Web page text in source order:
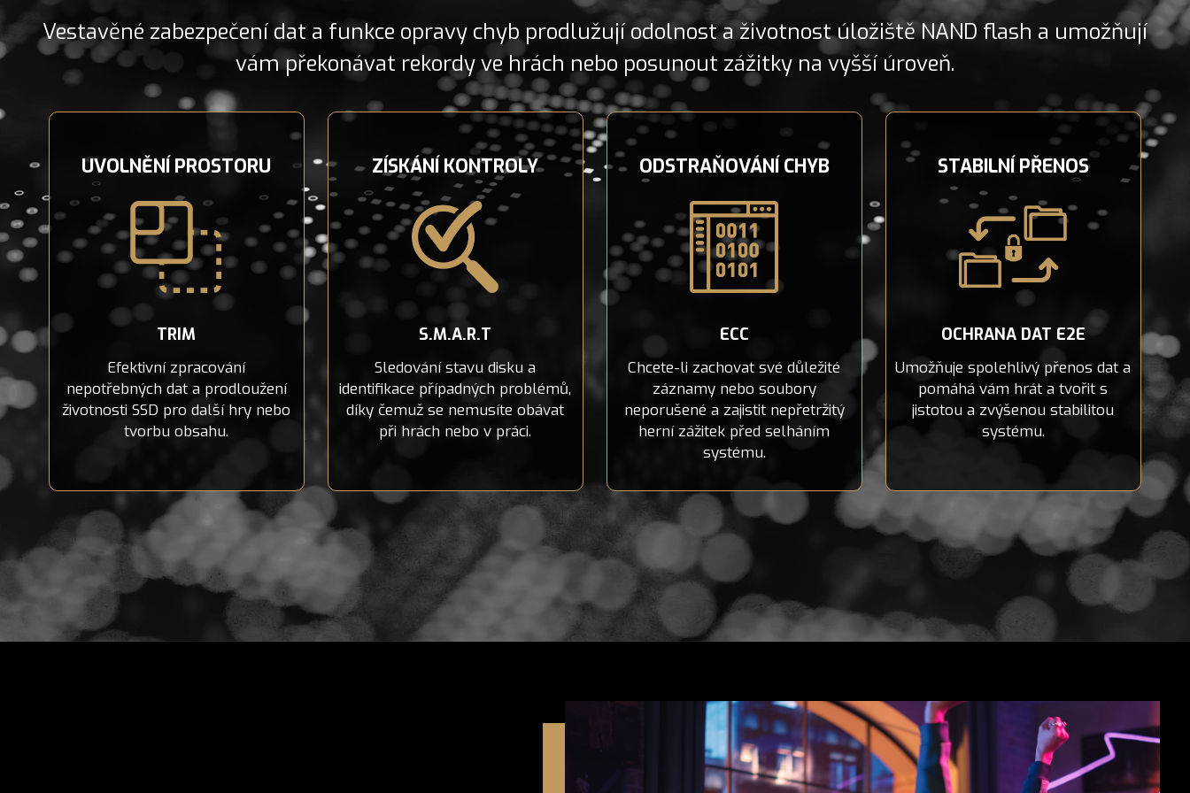
Vestavěné zabezpečení dat a funkce opravy chyb prodlužují odolnost a životnost úložiště NAND flash a umožňují
vám překonávat rekordy ve hrách nebo posunout zážitky na vyšší úroveň.
UVOLNĚNÍ PROSTORU
TRIM
Efektivní zpracování
nepotřebných dat a prodloužení
životnosti SSD pro další hry nebo
tvorbu obsahu.
ZÍSKÁNÍ KONTROLY
S.M.A.R.T
Sledování stavu disku a
identifikace případných problémů,
díky čemuž se nemusíte obávat
při hrách nebo v práci.
ODSTRAŇOVÁNÍ CHYB
ECC
Chcete-li zachovat své důležité
záznamy nebo soubory
neporušené a zajistit nepřetržitý
herní zážitek před selháním
systému.
STABILNÍ PŘENOS
OCHRANA DAT E2E
Umožňuje spolehlivý přenos dat a
pomáhá vám hrát a tvořit s
jistotou a zvýšenou stabilitou
systému.